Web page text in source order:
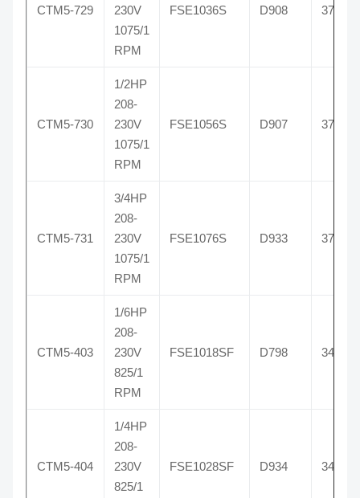
CTM5-729
230V
1075/1
RPM
FSE1036S D908 3729
CTM5-730
1/2HP
208-
230V
1075/1
RPM
FSE1056S D907 3730
CTM5-731
3/4HP
208-
230V
1075/1
RPM
FSE1076S D933 3731
CTM5-403
1/6HP
208-
230V
825/1
RPM
FSE1018SF D798 3403
CTM5-404
1/4HP
208-
230V
825/1
FSE1028SF D934 3404